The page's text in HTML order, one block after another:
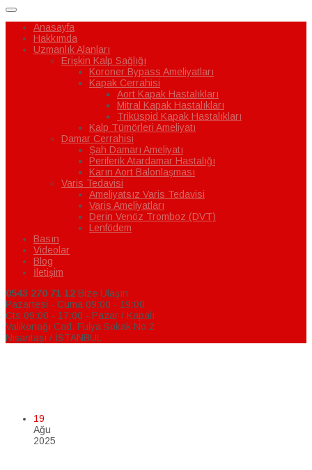
Anasayfa
Hakkımda
Uzmanlık Alanları
Erişkin Kalp Sağlığı
Koroner Bypass Ameliyatları
Kapak Cerrahisi
Aort Kapak Hastalıkları
Mitral Kapak Hastalıkları
Triküspid Kapak Hastalıkları
Kalp Tümörleri Ameliyatı
Damar Cerrahisi
Şah Damarı Ameliyatı
Periferik Atardamar Hastalığı
Karın Aort Balonlaşması
Varis Tedavisi
Ameliyatsız Varis Tedavisi
Varis Ameliyatları
Derin Venöz Tromboz (DVT)
Lenfödem
Basın
Videolar
Blog
İletişim
0543 270 71 12 Bize Ulaşın
Pazartesi - Cuma 09:00 - 19:00
Cts 09:00 - 17:00 - Pazar / Kapalı
Valikonağı Cad. Fulya Sokak No:2
Nişantaşı / İSTANBUL
19
Ağu
2025